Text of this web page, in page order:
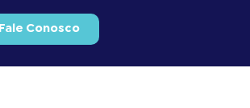
Fale Conosco